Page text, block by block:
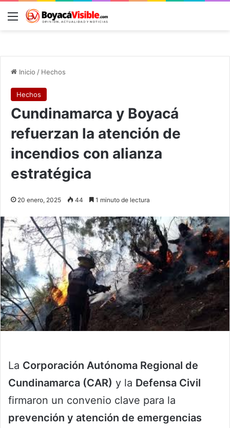
Menú
Inicio / Hechos
Hechos
Cundinamarca y Boyacá
refuerzan la atención de
incendios con alianza
estratégica
20 enero, 2025 44 1 minuto de lectura
La Corporación Autónoma Regional de
Cundinamarca (CAR) y la Defensa Civil
firmaron un convenio clave para la
prevención y atención de emergencias